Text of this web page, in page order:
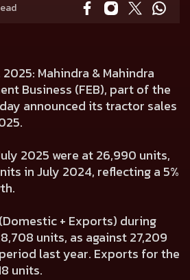
Mahindra & Mahindra
Business (FEB), part of the
announced its tractor sales
2025 were at 26,990 units,
in July 2024, reflecting a 5%
+ Exports) during
units, as against 27,209
last year. Exports for the
units.